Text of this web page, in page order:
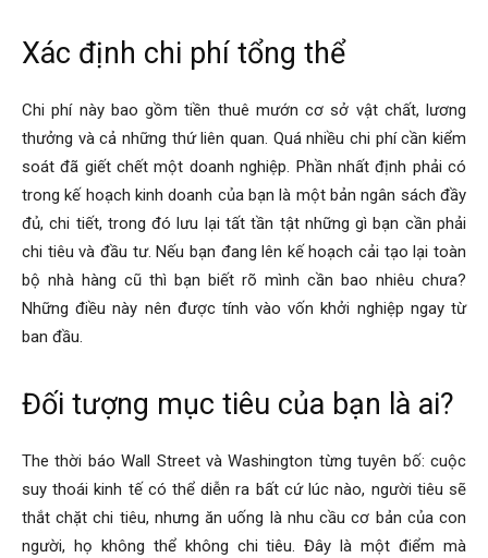
Xác định chi phí tổng thể
Chi phí này bao gồm tiền thuê mướn cơ sở vật chất, lương
thưởng và cả những thứ liên quan. Quá nhiều chi phí cần kiểm
soát đã giết chết một doanh nghiệp. Phần nhất định phải có
trong kế hoạch kinh doanh của bạn là một bản ngân sách đầy
đủ, chi tiết, trong đó lưu lại tất tần tật những gì bạn cần phải
chi tiêu và đầu tư. Nếu bạn đang lên kế hoạch cải tạo lại toàn
bộ nhà hàng cũ thì bạn biết rõ mình cần bao nhiêu chưa?
Những điều này nên được tính vào vốn khởi nghiệp ngay từ
ban đầu.
Đối tượng mục tiêu của bạn là ai?
The thời báo Wall Street và Washington từng tuyên bố: cuộc
suy thoái kinh tế có thể diễn ra bất cứ lúc nào, người tiêu sẽ
thắt chặt chi tiêu, nhưng ăn uống là nhu cầu cơ bản của con
người, họ không thể không chi tiêu. Đây là một điểm mà